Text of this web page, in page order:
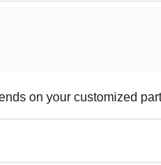
on your customized